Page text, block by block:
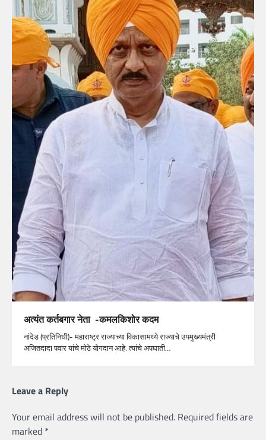
अत्यंत कर्तबगार नेता -कमलकिशोर कदम
नांदेड (प्रतिनिधी)- महाराष्ट्र राज्याच्या विकासामध्ये राज्याचे उपमुख्यमंत्री
अजितदादा पवार यांचे मोठे योगदान आहे. त्यांचे अपघाती…
Leave a Reply
Your email address will not be published. Required fields are
marked *